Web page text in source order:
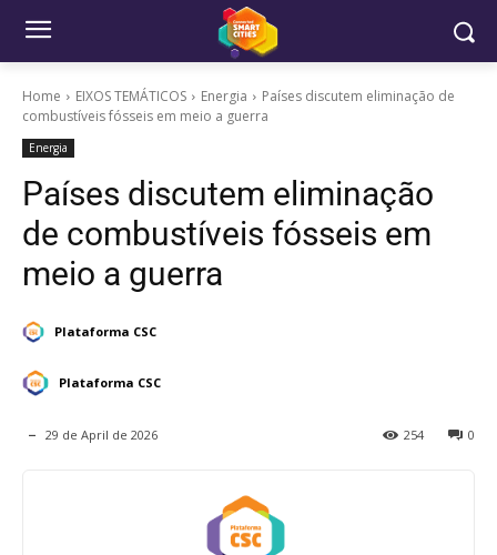
Home EIXOS TEMÁTICOS Energia
Países discutem eliminação de
combustíveis fósseis em meio a guerra
Energia
Países discutem eliminação
de combustíveis fósseis em
meio a guerra
Plataforma CSC
Plataforma CSC
29 de April de 2026 0
254